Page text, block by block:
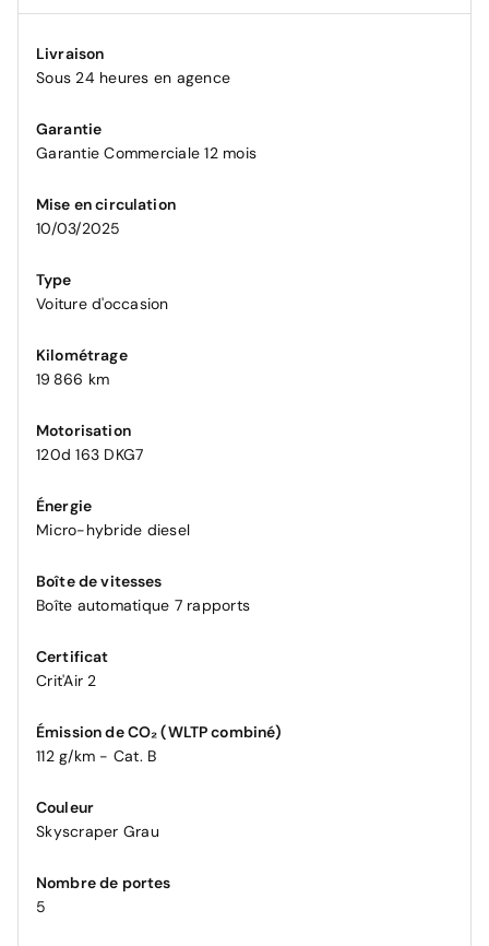
Livraison
Sous 24 heures en agence
Garantie
Garantie Commerciale 12 mois
Mise en circulation
10/03/2025
Type
Voiture d'occasion
Kilométrage
19 866 km
Motorisation
120d 163 DKG7
Énergie
Micro-hybride diesel
Boîte de vitesses
Boîte automatique 7 rapports
Certificat
Crit'Air 2
Émission de CO₂ (WLTP combiné)
112 g/km - Cat. B
Couleur
Skyscraper Grau
Nombre de portes
5